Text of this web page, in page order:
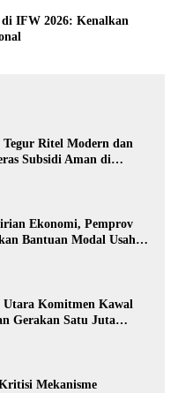
IFW 2026: Kenalkan
Ritel Modern dan
Subsidi Aman di
Ekonomi, Pemprov
Bantuan Modal Usaha
Komitmen Kawal
Gerakan Satu Juta
Mekanisme